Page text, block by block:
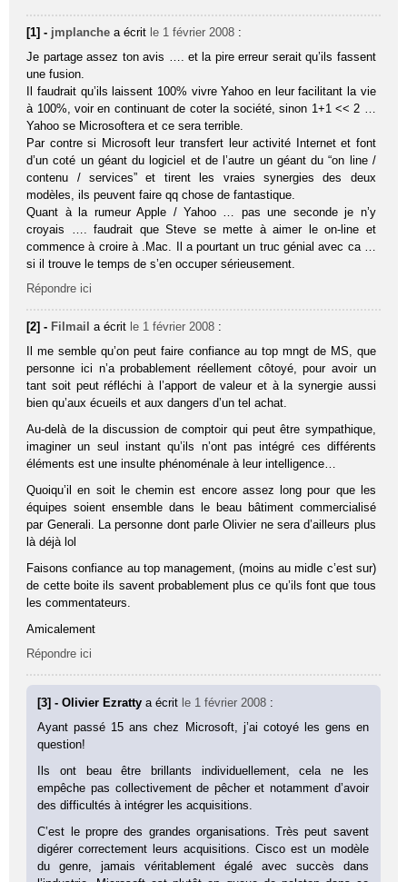
[1] - jmplanche a écrit le 1 février 2008 :
Je partage assez ton avis …. et la pire erreur serait qu’ils fassent
une fusion.
Il faudrait qu’ils laissent 100% vivre Yahoo en leur facilitant la vie
à 100%, voir en continuant de coter la société, sinon 1+1 << 2 …
Yahoo se Microsoftera et ce sera terrible.
Par contre si Microsoft leur transfert leur activité Internet et font
d’un coté un géant du logiciel et de l’autre un géant du “on line /
contenu / services” et tirent les vraies synergies des deux
modèles, ils peuvent faire qq chose de fantastique.
Quant à la rumeur Apple / Yahoo … pas une seconde je n’y
croyais …. faudrait que Steve se mette à aimer le on-line et
commence à croire à .Mac. Il a pourtant un truc génial avec ca …
si il trouve le temps de s’en occuper sérieusement.
Répondre ici
[2] - Filmail a écrit le 1 février 2008 :
Il me semble qu’on peut faire confiance au top mngt de MS, que
personne ici n’a probablement réellement côtoyé, pour avoir un
tant soit peut réfléchi à l’apport de valeur et à la synergie aussi
bien qu’aux écueils et aux dangers d’un tel achat.
Au-delà de la discussion de comptoir qui peut être sympathique,
imaginer un seul instant qu’ils n’ont pas intégré ces différents
éléments est une insulte phénoménale à leur intelligence…
Quoiqu’il en soit le chemin est encore assez long pour que les
équipes soient ensemble dans le beau bâtiment commercialisé
par Generali. La personne dont parle Olivier ne sera d’ailleurs plus
là déjà lol
Faisons confiance au top management, (moins au midle c’est sur)
de cette boite ils savent probablement plus ce qu’ils font que tous
les commentateurs.
Amicalement
Répondre ici
[3] - Olivier Ezrattya écrit le 1 février 2008 :
Ayant passé 15 ans chez Microsoft, j’ai cotoyé les gens en
question!
Ils ont beau être brillants individuellement, cela ne les
empêche pas collectivement de pêcher et notamment d’avoir
des difficultés à intégrer les acquisitions.
C’est le propre des grandes organisations. Très peut savent
digérer correctement leurs acquisitions. Cisco est un modèle
du genre, jamais véritablement égalé avec succès dans